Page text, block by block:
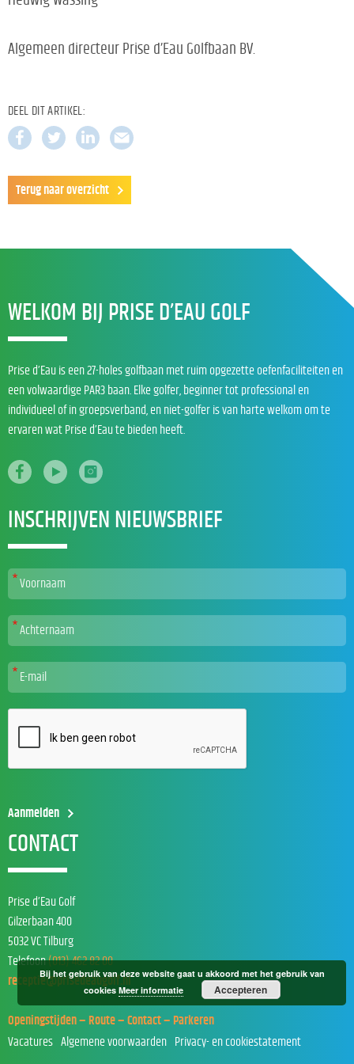
Algemeen directeur Prise d’Eau Golfbaan BV.
DEEL DIT ARTIKEL:
Terug naar overzicht
WELKOM BIJ PRISE D’EAU GOLF
Prise d’Eau is een 27-holes golfbaan met ruim opgezette oefenfaciliteiten en
een volwaardige PAR3 baan. Elke golfer, beginner tot professional en
individueel of in groepsverband, en niet-golfer is van harte welkom om te
ervaren wat Prise d’Eau te bieden heeft.
INSCHRIJVEN NIEUWSBRIEF
CONTACT
Prise d’Eau Golf
Gilzerbaan 400
5032 VC Tilburg
Telefoon(013) 462 82 00
receptie@prisedeaugolf.nl
Openingstijden – Route – Contact – Parkeren
Vacatures
Algemene voorwaarden Privacy- en cookiestatement
Bij het gebruik van deze website gaat u akkoord met het gebruik van
cookies Meer informatie Accepteren